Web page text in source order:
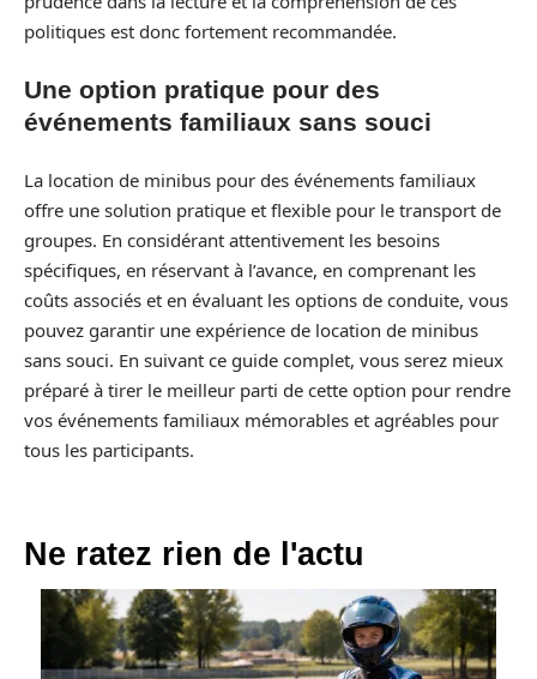
politiques est donc fortement recommandée.
Une option pratique pour des
événements familiaux sans souci
La location de minibus pour des événements familiaux
offre une solution pratique et flexible pour le transport de
groupes. En considérant attentivement les besoins
spécifiques, en réservant à l’avance, en comprenant les
coûts associés et en évaluant les options de conduite, vous
pouvez garantir une expérience de location de minibus
sans souci. En suivant ce guide complet, vous serez mieux
préparé à tirer le meilleur parti de cette option pour rendre
vos événements familiaux mémorables et agréables pour
tous les participants.
Ne ratez rien de l'actu